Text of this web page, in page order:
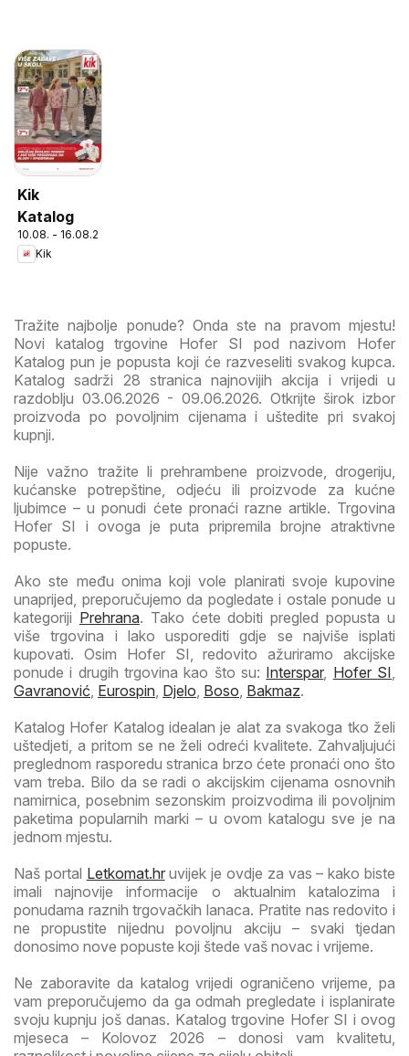
Kik
Katalog
10.08. - 16.08.2026
Kik
Tražite najbolje ponude? Onda ste na pravom mjestu!
Novi katalog trgovine Hofer SI pod nazivom Hofer
Katalog pun je popusta koji će razveseliti svakog kupca.
Katalog sadrži 28 stranica najnovijih akcija i vrijedi u
razdoblju 03.06.2026 - 09.06.2026. Otkrijte širok izbor
proizvoda po povoljnim cijenama i uštedite pri svakoj
kupnji.
Nije važno tražite li prehrambene proizvode, drogeriju,
kućanske potrepštine, odjeću ili proizvode za kućne
ljubimce – u ponudi ćete pronaći razne artikle. Trgovina
Hofer SI i ovoga je puta pripremila brojne atraktivne
popuste.
Ako ste među onima koji vole planirati svoje kupovine
unaprijed, preporučujemo da pogledate i ostale ponude u
kategoriji Prehrana. Tako ćete dobiti pregled popusta u
više trgovina i lako usporediti gdje se najviše isplati
kupovati. Osim Hofer SI, redovito ažuriramo akcijske
ponude i drugih trgovina kao što su: Interspar, Hofer SI
Gavranović Eurospin Djelo Boso Bakmaz.
Katalog Hofer Katalog idealan je alat za svakoga tko želi
uštedjeti, a pritom se ne želi odreći kvalitete. Zahvaljujući
preglednom rasporedu stranica brzo ćete pronaći ono što
vam treba. Bilo da se radi o akcijskim cijenama osnovnih
namirnica, posebnim sezonskim proizvodima ili povoljnim
paketima popularnih marki – u ovom katalogu sve je na
jednom mjestu.
Naš portal Letkomat.hruvijek je ovdje za vas – kako biste
imali najnovije informacije o aktualnim katalozima i
ponudama raznih trgovačkih lanaca. Pratite nas redovito i
ne propustite nijednu povoljnu akciju – svaki tjedan
donosimo nove popuste koji štede vaš novac i vrijeme.
Ne zaboravite da katalog vrijedi ograničeno vrijeme, pa
vam preporučujemo da ga odmah pregledate i isplanirate
svoju kupnju još danas. Katalog trgovine Hofer SI i ovog
mjeseca – Kolovoz 2026 – donosi vam kvalitetu,